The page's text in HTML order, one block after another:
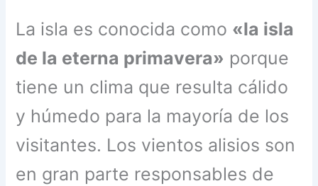
La isla es conocida como «la isla
de la eterna primavera» porque
tiene un clima que resulta cálido
y húmedo para la mayoría de los
visitantes. Los vientos alisios son
en gran parte responsables de